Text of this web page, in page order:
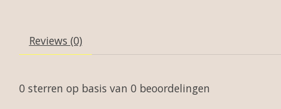
Reviews (0)
0 sterren op basis van 0 beoordelingen